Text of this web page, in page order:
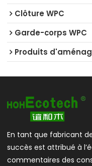
Clôture WPC
Garde-corps WPC
Produits
En tant que fabricant
succès est attribué à
commentaires des